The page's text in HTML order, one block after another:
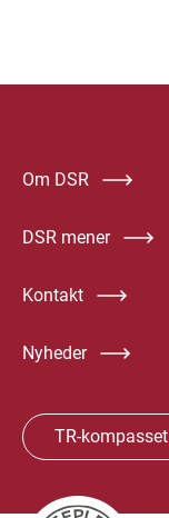
Om DSR
DSR mener
Kontakt
Nyheder
TR-kompasset